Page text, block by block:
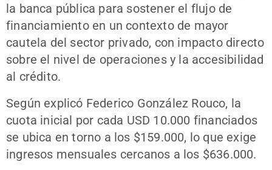
la banca pública para sostener el flujo de
financiamiento en un contexto de mayor
cautela del sector privado, con impacto directo
sobre el nivel de operaciones y la accesibilidad
al crédito.
Según explicó Federico González Rouco, la
cuota inicial por cada USD 10.000 financiados
se ubica en torno a los $159.000, lo que exige
ingresos mensuales cercanos a los $636.000.